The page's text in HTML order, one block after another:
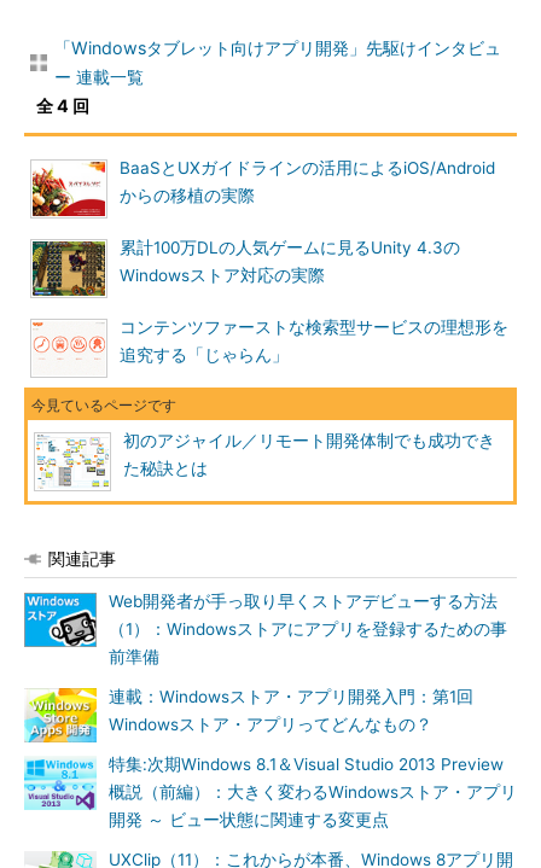
「Windowsタブレット向けアプリ開発」先駆けインタビュ
ー 連載一覧
全 4 回
BaaSとUXガイドラインの活用によるiOS/Android
からの移植の実際
累計100万DLの人気ゲームに見るUnity 4.3の
Windowsストア対応の実際
コンテンツファーストな検索型サービスの理想形を
追究する「じゃらん」
初のアジャイル／リモート開発体制でも成功でき
た秘訣とは
関連記事
Web開発者が手っ取り早くストアデビューする方法
（1）：Windowsストアにアプリを登録するための事
前準備
連載：Windowsストア・アプリ開発入門：第1回
Windowsストア・アプリってどんなもの？
特集:次期Windows 8.1＆Visual Studio 2013 Preview
概説（前編）：大きく変わるWindowsストア・アプリ
開発 ～ ビュー状態に関連する変更点
UXClip（11）：これからが本番、Windows 8アプリ開